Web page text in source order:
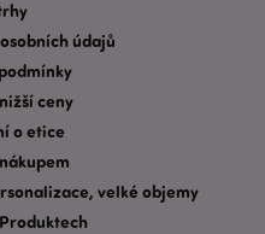
údajů
ceny
o etice
velké objemy
stránku správně